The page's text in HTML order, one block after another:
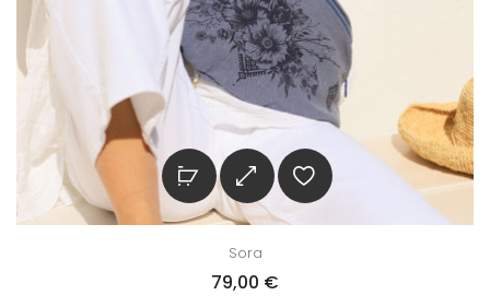
Sora
79,00 €